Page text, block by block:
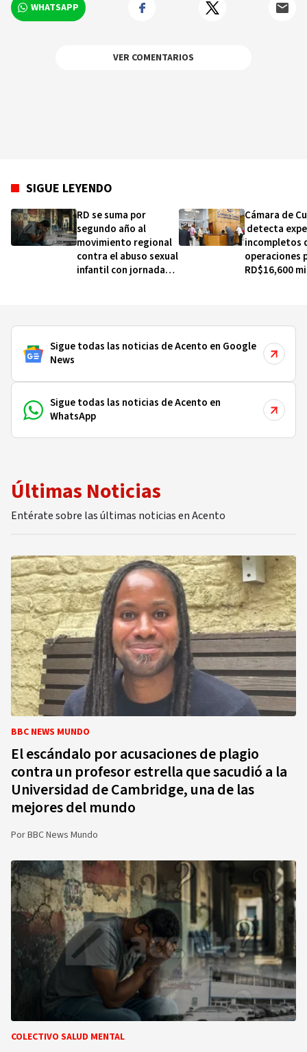
WHATSAPP
VER COMENTARIOS
SIGUE LEYENDO
RD se suma por
segundo año al
movimiento regional
contra el abuso sexual
infantil con jornada
Cámara de
detecta
incompletos
operaciones
RD$16,600
Sigue todas las noticias de Acento en Google
News
Sigue todas las noticias de Acento en
WhatsApp